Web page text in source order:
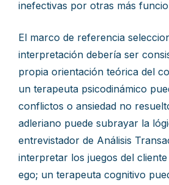
inefectivas por otras más
El marco de referencia
interpretación debería ser
propia orientación teórica del
un terapeuta psicodinámico
conflictos o ansiedad no
adleriano puede subrayar la
entrevistador de Análisis
interpretar los juegos del
ego; un terapeuta cognitivo